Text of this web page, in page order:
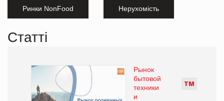
Ринки NonFood Нерухомість
Статті
ТМ
Рынок
бытовой
техники
и